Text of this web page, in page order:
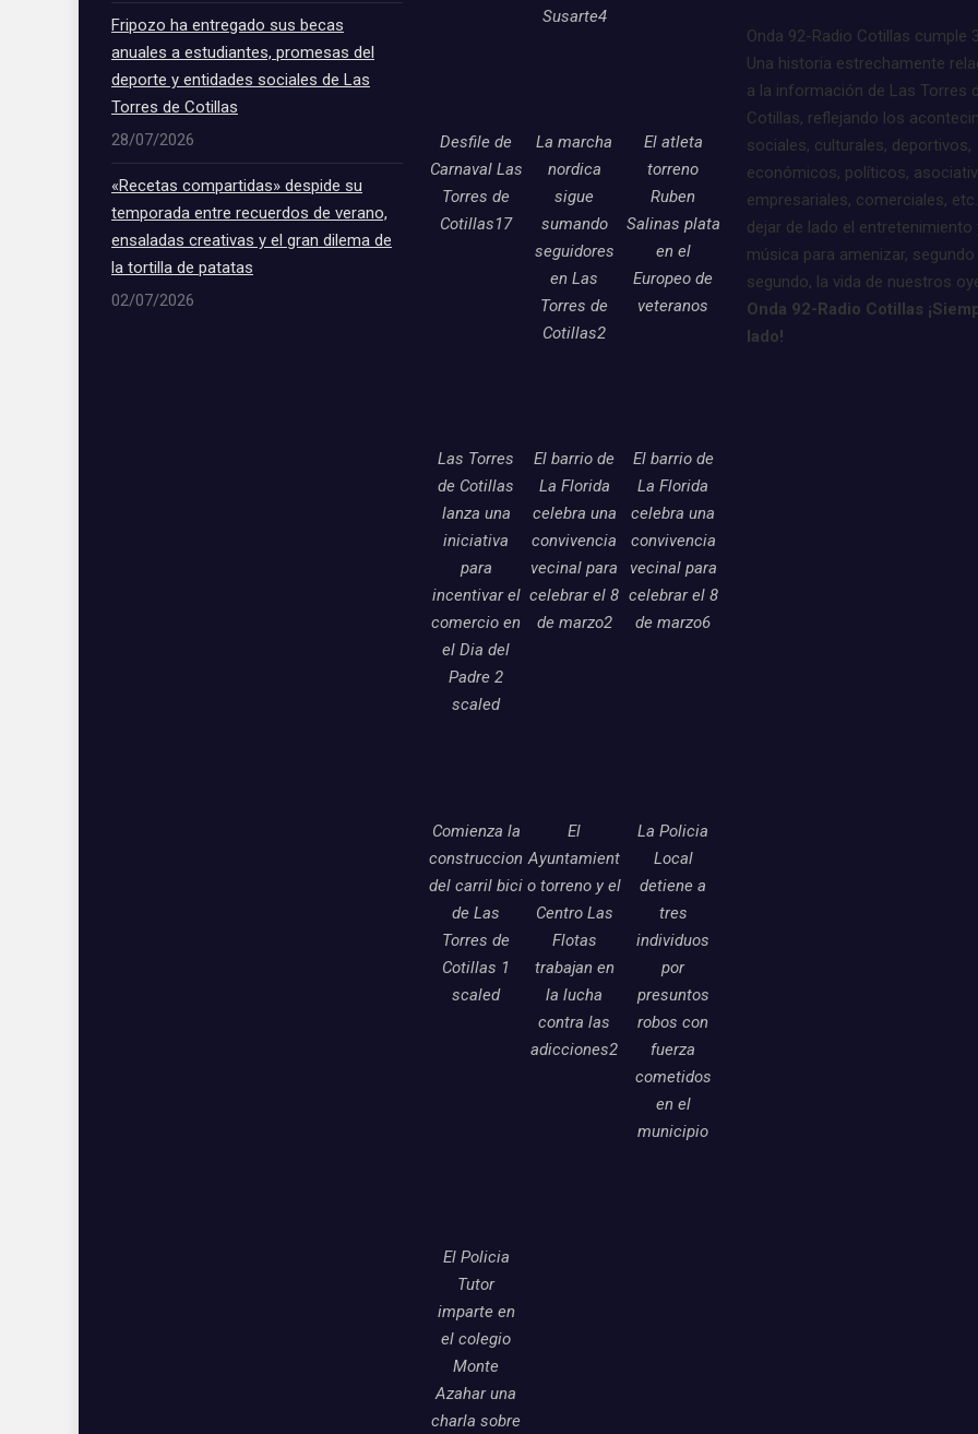
Fripozo ha entregado sus becas
anuales a estudiantes, promesas del
deporte y entidades sociales de Las
Torres de Cotillas
28/07/2026
«Recetas compartidas» despide su
temporada entre recuerdos de verano,
ensaladas creativas y el gran dilema de
la tortilla de patatas
02/07/2026
Susarte4
Desfile de
Carnaval Las
Torres de
Cotillas17
La marcha
nordica
sigue
sumando
seguidores
en Las
Torres de
Cotillas2
El atleta
torreno
Ruben
Salinas plata
en el
Europeo de
veteranos
Las Torres
de Cotillas
lanza una
iniciativa
para
incentivar el
comercio en
el Dia del
Padre 2
scaled
El barrio de
La Florida
celebra una
convivencia
vecinal para
celebrar el 8
de marzo2
El barrio de
La Florida
celebra una
convivencia
vecinal para
celebrar el 8
de marzo6
Comienza la
construccion
del carril bici
de Las
Torres de
Cotillas 1
scaled
El
Ayuntamient
o torreno y el
Centro Las
Flotas
trabajan en
la lucha
contra las
adicciones2
La Policia
Local
detiene a
tres
individuos
por
presuntos
robos con
fuerza
cometidos
en el
municipio
El Policia
Tutor
imparte en
el colegio
Monte
Azahar una
charla sobre
Onda 92-Radio Cotillas cumple
Una historia estrechamente
a la información de Las Torres
Cotillas, reflejando los
sociales, culturales, deportivos,
económicos, políticos,
empresariales, comerciales,
dejar de lado el entretenimiento
música para amenizar, segundo
segundo, la vida de nuestros
Onda 92-Radio Cotillas
lado!